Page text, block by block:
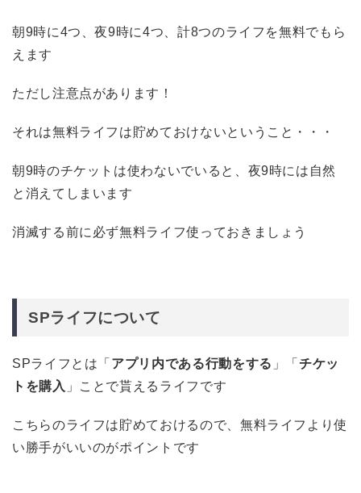
朝9時に4つ、夜9時に4つ、計8つのライフを無料でもら
えます
ただし注意点があります！
それは無料ライフは貯めておけないということ・・・
朝9時のチケットは使わないでいると、夜9時には自然
と消えてしまいます
消滅する前に必ず無料ライフ使っておきましょう
SPライフについて
SPライフとは「 アプリ内である行動をする 」「チケッ
トを購入 」ことで貰えるライフです
こちらのライフは貯めておけるので、無料ライフより使
い勝手がいいのがポイントです